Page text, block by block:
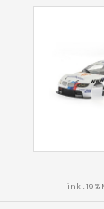
inkl. 19 %